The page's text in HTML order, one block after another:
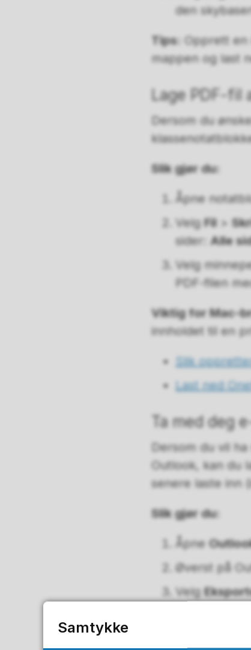
den
Tips:
Opprett
mappen og last
Lage PDF-fil
Dersom du
Slik gjør du:
Åpne
VelgFil>
sider: Alle
Velg
PDF-filen
Viktig for Mac-
innholdet til en
Slik
Last ned
Ta med deg
Dersom du vil
Outlook, kan
senere laste inn
Slik gjør du:
Åpne
Øverst på
Velg
Samtykke